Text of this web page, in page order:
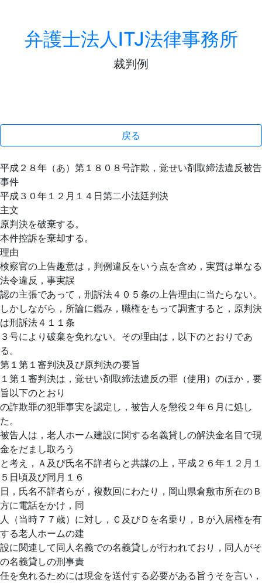
弁護士法人ITJ法律事務所
裁判例
戻る
平成２８年（あ）第１８０８号詐欺，覚せい剤取締法違反被告
事件
平成３０年１２月１４日第二小法廷判決
主文
原判決を破棄する。
本件控訴を棄却する。
理由
検察官の上告趣意は，判例違反をいう点を含め，実質は単なる
法令違反，事実誤
認の主張であって，刑訴法４０５条の上告理由に当たらない。
しかしながら，所論に鑑み，職権をもって調査すると，原判決
は刑訴法４１１条
３号により破棄を免れない。その理由は，以下のとおりであ
る。
第１第１審判決及び原判決の要旨
１第１審判決は，覚せい剤取締法違反の罪（使用）のほか，要
旨以下のとおり
の詐欺罪の犯罪事実を認定し，被告人を懲役２年６月に処し
た。
被告人は，老人ホーム建設に関する名義貸しの解決金名目で現
金をだまし取ろう
と考え，Ａ及び氏名不詳者らと共謀の上，平成２６年１２月１
５日頃及び同月１６
日，氏名不詳者らが，複数回にわたり，岡山県倉敷市所在のＢ
方に電話をかけ，同
人（当時７７歳）に対し，Ｃ及びＤを名乗り，Ｂが入居権を有
する老人ホームの建
設に関連して同人名義での名義貸しが行われており，同人がそ
の名義貸しの刑事責
任を免れるためには現金を送付する必要がある旨うそを言い，